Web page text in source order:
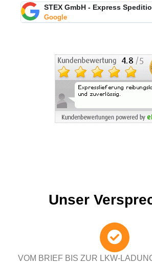
STEX GmbH - Express
Google
Unser
VOM BRIEF BIS ZUR LKW-